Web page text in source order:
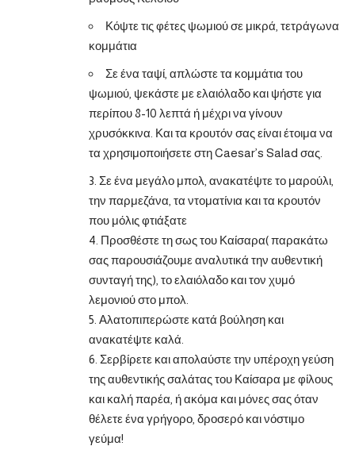
Κόψτε τις φέτες ψωμιού σε μικρά, τετράγωνα
κομμάτια
Σε ένα ταψί, απλώστε τα κομμάτια του
ψωμιού, ψεκάστε με ελαιόλαδο και ψήστε για
περίπου 8-10 λεπτά ή μέχρι να γίνουν
χρυσόκκινα. Και τα κρουτόν σας είναι έτοιμα να
τα χρησιμοποιήσετε στη Caesar’s Salad σας.
3. Σε ένα μεγάλο μπολ, ανακατέψτε το μαρούλι,
την παρμεζάνα, τα ντοματίνια και τα κρουτόν
που μόλις φτιάξατε
4. Προσθέστε τη σως του Καίσαρα( παρακάτω
σας παρουσιάζουμε αναλυτικά την αυθεντική
συνταγή της), το ελαιόλαδο και τον χυμό
λεμονιού στο μπολ.
5. Αλατοπιπερώστε κατά βούληση και
ανακατέψτε καλά.
6. Σερβίρετε και απολαύστε την υπέροχη γεύση
της αυθεντικής σαλάτας του Καίσαρα με φίλους
και καλή παρέα, ή ακόμα και μόνες σας όταν
θέλετε ένα γρήγορο, δροσερό και νόστιμο
γεύμα!